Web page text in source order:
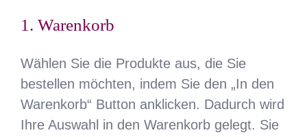
1. Warenkorb
Wählen Sie die Produkte aus, die Sie
bestellen möchten, indem Sie den „In den
Warenkorb“ Button anklicken. Dadurch wird
Ihre Auswahl in den Warenkorb gelegt. Sie